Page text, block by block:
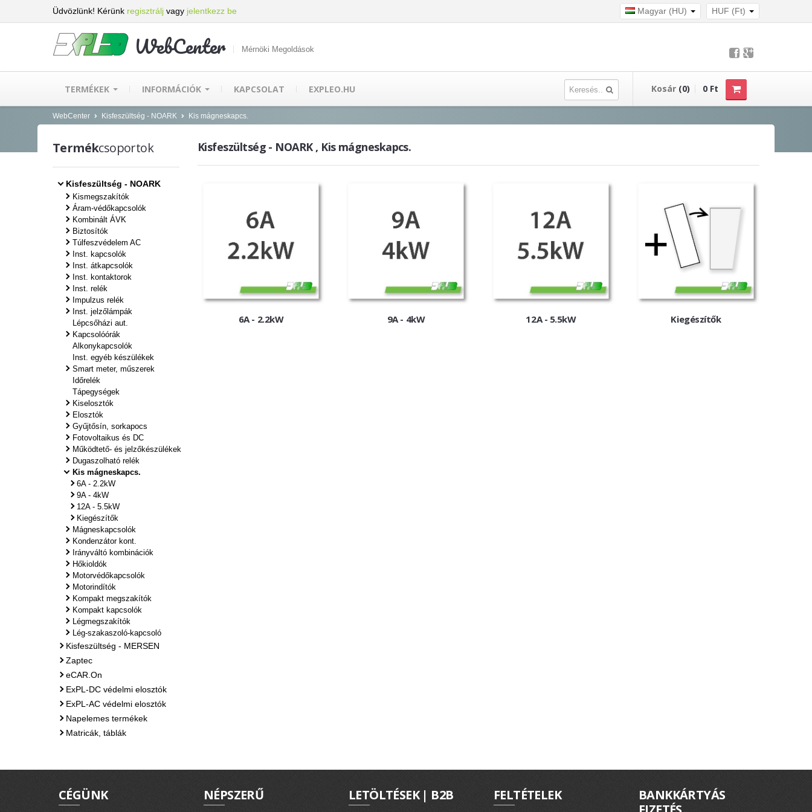
Üdvözlünk! Kérünk regisztrálj vagy jelentkezz be Magyar (HU) HUF (Ft)
WebCenter Mérnöki Megoldások
TERMÉKEK INFORMÁCIÓK KAPCSOLAT EXPLEO.HU Kosár (0) 0 Ft
WebCenter Kisfeszültség - NOARK Kis mágneskapcs.
Termékcsoportok
Kisfeszültség - NOARK
Kismegszakítók
Áram-védőkapcsolók
Kombinált ÁVK
Biztosítók
Túlfeszvédelem AC
Inst. kapcsolók
Inst. átkapcsolók
Inst. kontaktorok
Inst. relék
Impulzus relék
Inst. jelzőlámpák
Lépcsőházi aut.
Kapcsolóórák
Alkonykapcsolók
Inst. egyéb készülékek
Smart meter, műszerek
Időrelék
Tápegységek
Kiselosztók
Elosztók
Gyűjtősín, sorkapocs
Fotovoltaikus és DC
Működtető- és jelzőkészülékek
Dugaszolható relék
Kis mágneskapcs.
6A - 2.2kW
9A - 4kW
12A - 5.5kW
Kiegészítők
Mágneskapcsolók
Kondenzátor kont.
Irányváltó kombinációk
Hőkioldók
Motorvédőkapcsolók
Motorindítók
Kompakt megszakítók
Kompakt kapcsolók
Légmegszakítók
Lég-szakaszoló-kapcsoló
Kisfeszültség - MERSEN
Zaptec
eCAR.On
ExPL-DC védelmi elosztók
ExPL-AC védelmi elosztók
Napelemes termékek
Matricák, táblák
Kisfeszültség - NOARK , Kis mágneskapcs.
6A - 2.2kW 9A - 4kW 12A - 5.5kW Kiegészítők
CÉGÜNK NÉPSZERŰ LETÖLTÉSEK | B2B FELTÉTELEK
BANKKÁRTYÁS